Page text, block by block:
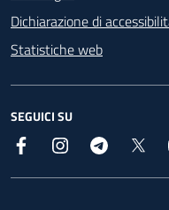
Dichiarazione di
Statistiche web
SEGUICI SU
Facebook InstagramTelegram